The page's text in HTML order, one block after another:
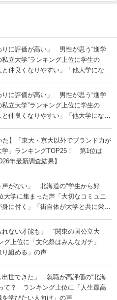
りに評価が高い」 男性が思う“進学
立大学”ランキング上位に学生の
仲良くなりやすい」「他大学にない
りに評価が高い」 男性が思う“進学
立大学”ランキング上位に学生の
仲良くなりやすい」「他大学にない
た】「東大・京大以外でブランド力が
学」ランキングTOP25！ 第1位は
年最新調査結果】
声がない」 北海道の“学生から好
大学に集まった声「大切なコミュニ
に付く」「街自体が大学と共に栄え
れない才能も」 “関東の国公立大
グ上位に「文化祭はみんなガチ」
り組める」の声
出世できた」 就職が高評価の“北海
て？ ランキング上位に「人生最高
学びたい人向け」の声